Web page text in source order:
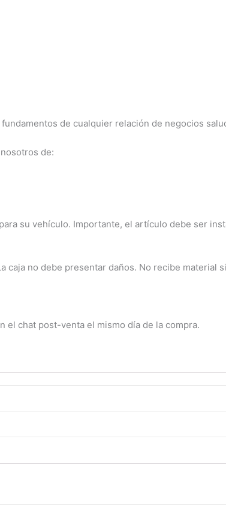
de cualquier relación de negocios
de:
su vehículo. Importante, el artículo debe ser
no debe presentar daños. No recibe material
el chat post-venta el mismo día de la compra.